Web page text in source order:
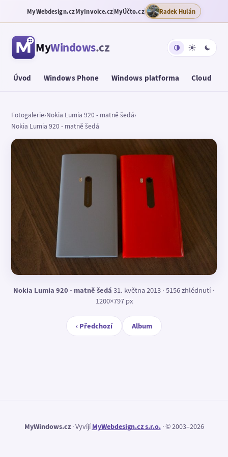
MyWebdesign.czMyInvoice.czMyÚčto.cz Radek Hulán
MyWindows.cz
Úvod Windows Phone Windows platforma Cloud
Fotogalerie›Nokia Lumia 920 - matně šedá›
Nokia Lumia 920 - matně šedá
Nokia Lumia 920 - matně šedá 31. května 2013 · 5156 zhlédnutí ·
1200×797 px
‹ Předchozí Album
MyWindows.cz· VyvíjíMyWebdesign.cz s.r.o.· © 2003–2026